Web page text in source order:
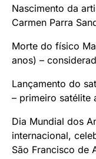
Nascimento da
Carmen Parra
Morte do físico
anos) –
Lançamento do
– primeiro satélite
Dia Mundial dos
internacional,
São Francisco de